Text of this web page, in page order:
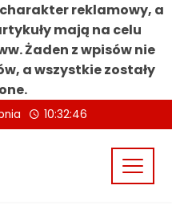
reklamowy, a
mają na celu
Żaden z wpisów nie
a wszystkie zostały
10:32:47